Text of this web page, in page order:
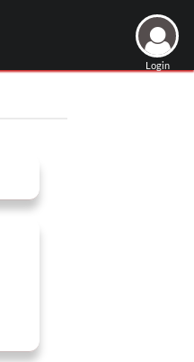
Login